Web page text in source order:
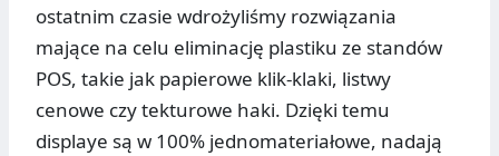
ostatnim czasie wdrożyliśmy rozwiązania
mające na celu eliminację plastiku ze standów
POS, takie jak papierowe klik-klaki, listwy
cenowe czy tekturowe haki. Dzięki temu
displaye są w 100% jednomateriałowe, nadają